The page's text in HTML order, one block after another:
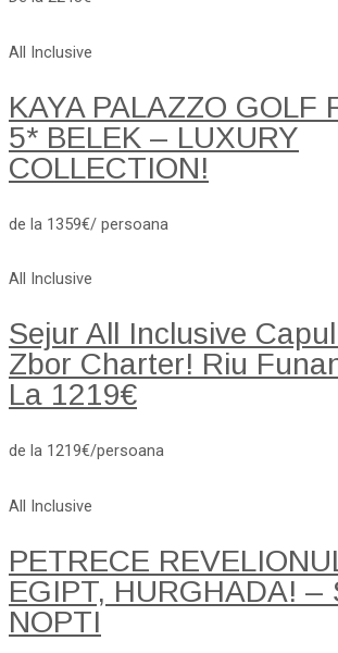
All Inclusive
KAYA PALAZZO GOLF
5* BELEK – LUXURY
COLLECTION!
de la 1359€/ persoana
All Inclusive
Sejur All Inclusive
Zbor Charter! Riu
La 1219€
de la 1219€/persoana
All Inclusive
PETRECE
EGIPT, HURGHADA! –
NOPTI